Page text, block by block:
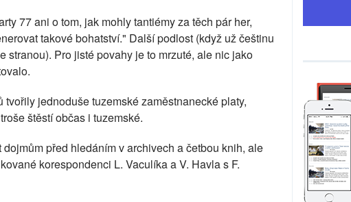
77 ani o tom, jak mohly tantiémy za těch pár her,
takové bohatství." Další podlost (když už češtinu
stranou). Pro jisté povahy je to mrzuté, ale nic jako
tvořily jednoduše tuzemské zaměstnanecké platy,
štěstí občas i tuzemské.
před hledáním v archivech a četbou knih, ale
korespondenci L. Vaculíka a V. Havla s F.